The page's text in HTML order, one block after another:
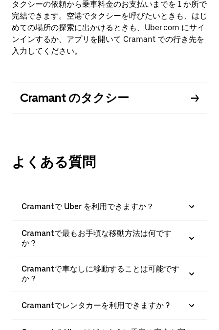
タクシーの依頼から乗車料金のお支払いまでを 1 か所で
完結できます。空港でタクシーを呼びたいときも、はじ
めての場所の探索に出かけるときも、Uber.com にサイ
ンインするか、アプリを開いて Cramant での行き先を
入力してください。
Cramant のタクシー
よくある質問
Cramantで Uber を利用できますか？
Cramantで最もお手頃な移動方法は何です
か？
Cramantで車なしに移動することは可能です
か？
Cramantでレンタカーを利用できますか ?